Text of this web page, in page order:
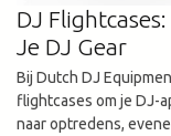
DJ
Je DJ Gear
Bij Dutch DJ
flightcases om je DJ-
naar optredens,